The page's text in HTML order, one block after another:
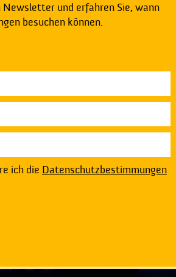
Newsletter und erfahren Sie, wann
besuchen können.
ich die Datenschutzbestimmungen